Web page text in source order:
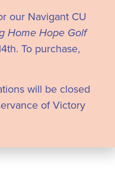
our Navigant CU
Home Hope Golf
To purchase,
will be closed
of Victory